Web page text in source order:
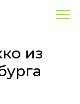
из